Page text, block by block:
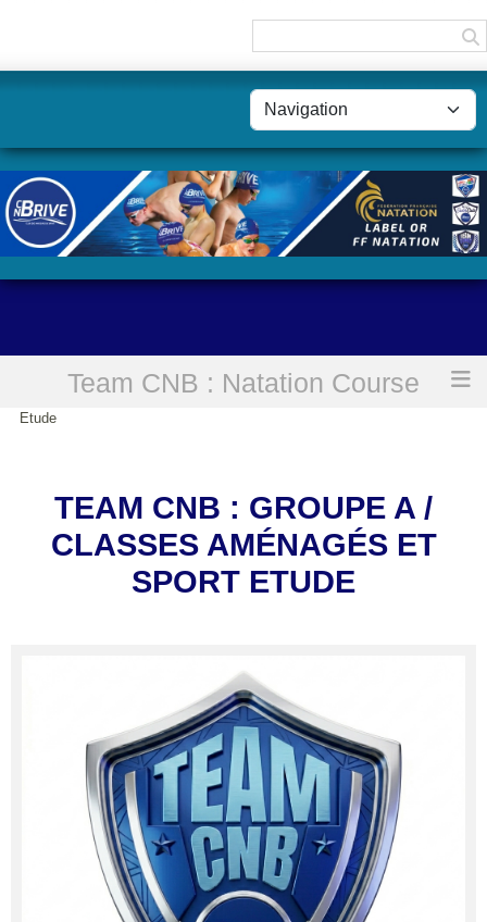
Team CNB : Natation Course
TEAM CNB : Groupe A / Classes aménagés et Sport
Etude
TEAM CNB : GROUPE A /
CLASSES AMÉNAGÉS ET
SPORT ETUDE